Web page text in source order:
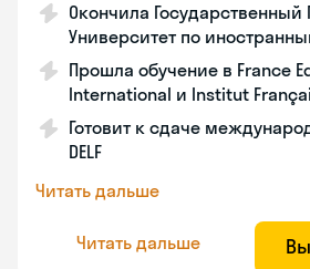
Окончила Государственный
Университет по
Прошла обучение в France
International и Institut
Готовит к сдаче
DELF
Читать дальше
Читать дальше